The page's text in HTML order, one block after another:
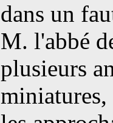
dans un
M. l'abbé
plusieurs
miniatures,